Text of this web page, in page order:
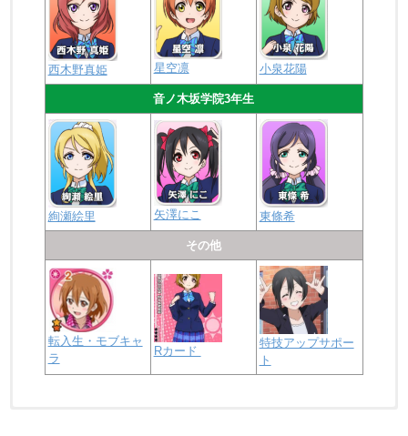
西木野真姫 星空凛 小泉花陽
音ノ木坂学院3年生
絢瀬絵里 矢澤にこ 東條希
その他
転入生・モブキャ
ラ
Rカード
特技アップサポー
ト